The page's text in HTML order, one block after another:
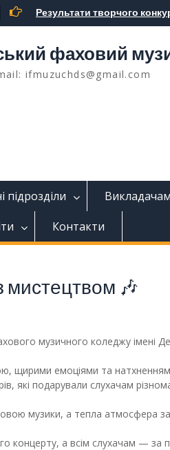
Результати творчого
фаховий
ifmuzuchds@gmail.com
підрозділи Викладачам
Контакти
мистецтвом 🎶
музичного коледжу імені
щирими емоціями та натхненням.
які подарували слухачам
музики, а тепла атмосфера
концерту, а всім слухачам — за